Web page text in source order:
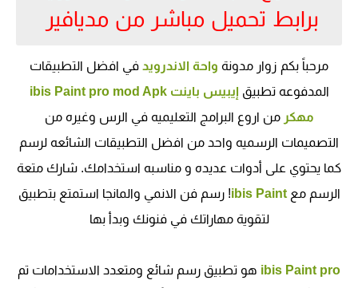
برابط تحميل مباشر من مديافير
مرحباً بكم زوار مدونة واحة الاندرويد في افضل التطبيقات
المدفوعه تطبيق
إيبيس باينت ibis Paint pro mod Apk
مهكر من اروع البرامج التعليميه في الرس وغيره من
التصميمات الرسميه واحد من افضل التطبيقات الشائعه لرسم
كما يحتوي على أدوات عديده و مناسبه استخدامك. شارك متعة
الرسم معibis Paint! رسم فن الانمي والمانجا استمتع بتطبيق
لتقوية مهاراتك في فنونك وبدأ بها
ibis Paint pro هو تطبيق رسم شائع ومتعدد الاستخدامات تم